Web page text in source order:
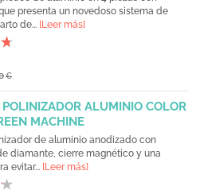
presenta un novedoso sistema de
de... [Leer más]
€
POLINIZADOR ALUMINIO COLOR
MACHINE
de aluminio anodizado con
diamante, cierre magnético y una
evitar... [Leer más]